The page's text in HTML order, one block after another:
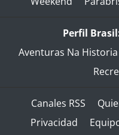
Perfil
Aventuras Na Historia
Canales RSS
Privacidad